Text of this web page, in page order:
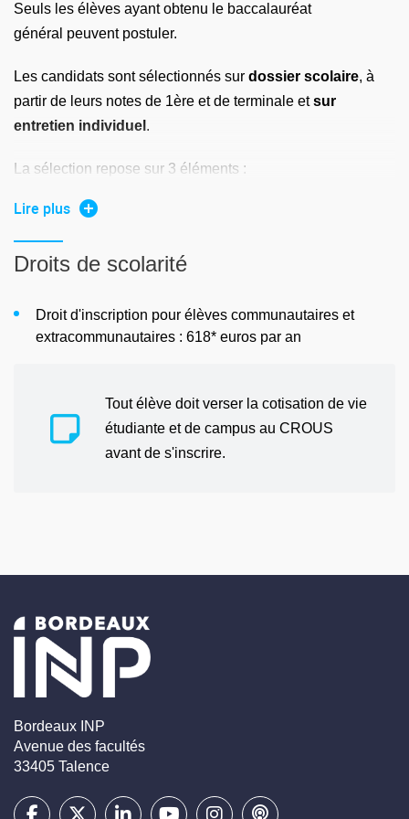
Seuls les élèves ayant obtenu le baccalauréat
général peuvent postuler.
Les candidats sont sélectionnés sur dossier scolaire, à
partir de leurs notes de 1ère et de terminale etsur
entretien individuel.
La sélection repose sur 3 éléments :
Dossier scolaire : 65 %
Bac : 20 %
La Prépa des INP peut étudier au cas par cas les dossiers
En savoir plus
Lire plus
Droits de scolarité
Droit d'inscription pour élèves communautaires et
extracommunautaires : 618* euros par an
Tout élève doit verser la cotisation de vie
étudiante et de campus au CROUS
avant de s'inscrire.
Bordeaux INP
Avenue des facultés
33405 Talence